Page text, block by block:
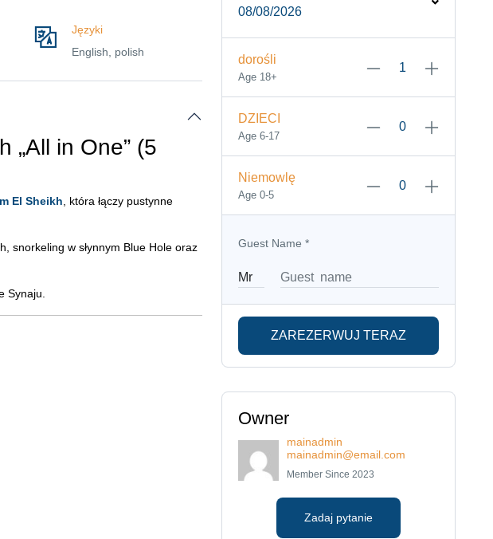
Języki
English, polish
„All in One” (5
El Sheikh , która łączy pustynne
snorkeling w słynnym Blue Hole oraz
Synaju.
08/08/2026
dorośli
Age 18+
DZIECI
Age 6-17
Niemowlę
Age 0-5
Guest Name *
ZAREZERWUJ TERAZ
Owner
mainadmin
mainadmin@email.com
Member Since 2023
Zadaj pytanie